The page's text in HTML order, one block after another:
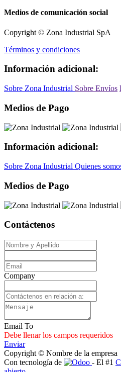
Medios de comunicación social
Copyright © Zona Industrial SpA
Términos y condiciones
Información adicional:
Sobre Zona Industrial Sobre Envíos
Medios de Pago
Información adicional:
Sobre Zona Industrial Quienes
Medios de Pago
Contáctenos
Company
Email To
Debe llenar los campos requeridos
Enviar
Copyright © Nombre de la empresa
Con tecnología de
- El #1